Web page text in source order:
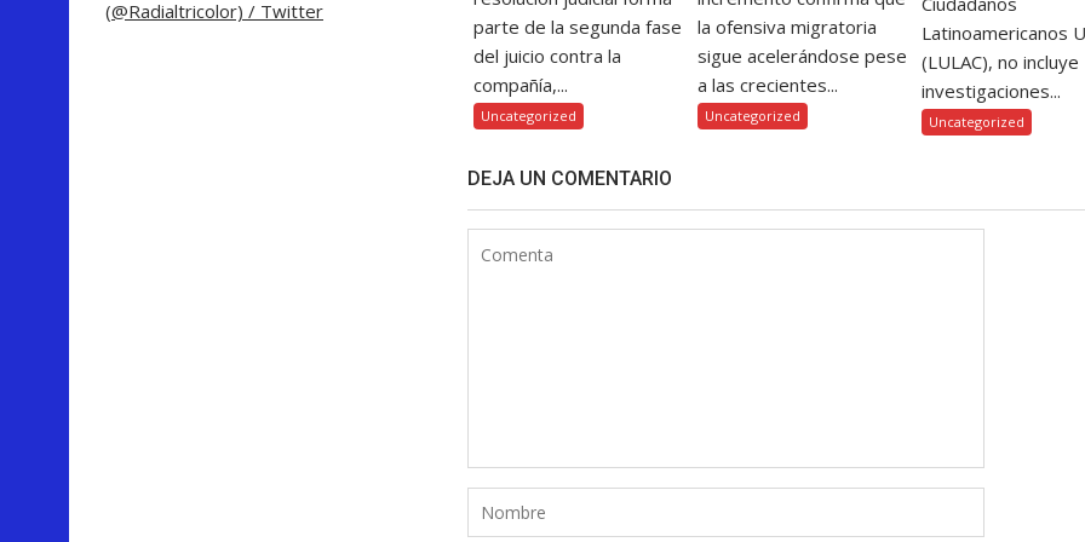
parte de la segunda fase
del juicio contra la
compañía,...
Uncategorized
la ofensiva migratoria
sigue acelerándose pese
a las crecientes...
Uncategorized
Latinoamericanos
(LULAC), no incluye
investigaciones...
Uncategorized
DEJA UN COMENTARIO
(@Radialtricolor) / Twitter